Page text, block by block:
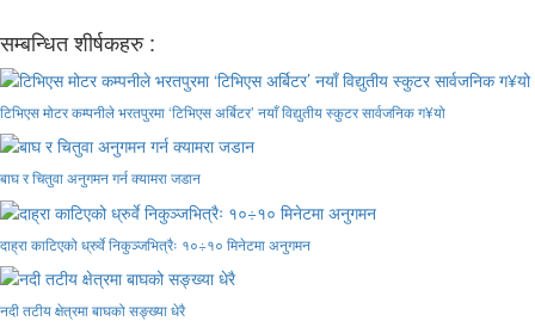
सम्बन्धित शीर्षकहरु :
टिभिएस मोटर कम्पनीले भरतपुरमा ‘टिभिएस अर्बिटर’ नयाँ विद्युतीय स्कुटर सार्वजनिक ग¥यो
बाघ र चितुवा अनुगमन गर्न क्यामरा जडान
दाह्रा काटिएको ध्रुर्वे निकुञ्जभित्रैः १०÷१० मिनेटमा अनुगमन
नदी तटीय क्षेत्रमा बाघको सङ्ख्या धेरै